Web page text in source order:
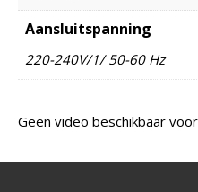
Aansluitspanning
220-240V/1/ 50-60 Hz
Geen video beschikbaar